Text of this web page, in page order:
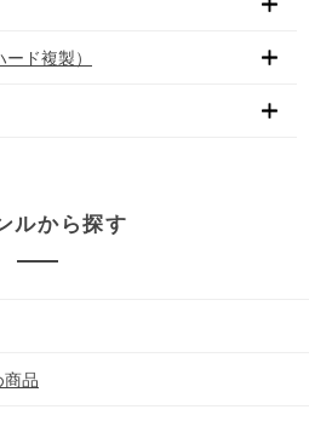
ド複製）
ルから探す
品